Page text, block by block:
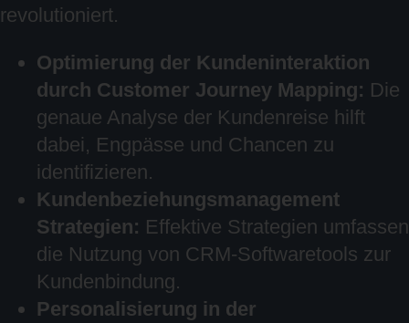
revolutioniert.
Optimierung der Kundeninteraktion
durch Customer Journey Mapping: Die
genaue Analyse der Kundenreise hilft
dabei, Engpässe und Chancen zu
identifizieren.
Kundenbeziehungsmanagement
Strategien: Effektive Strategien umfassen
die Nutzung von CRM-Softwaretools zur
Kundenbindung.
Personalisierung in der